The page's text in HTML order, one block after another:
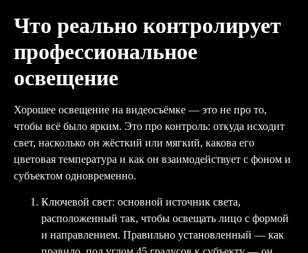
Что реально контролирует
профессиональное
освещение
Хорошее освещение на видеосъёмке — это не про то,
чтобы всё было ярким. Это про контроль: откуда исходит
свет, насколько он жёсткий или мягкий, какова его
цветовая температура и как он взаимодействует с фоном и
субъектом одновременно.
Ключевой свет: основной источник света,
расположенный так, чтобы освещать лицо с формой
и направлением. Правильно установленный — как